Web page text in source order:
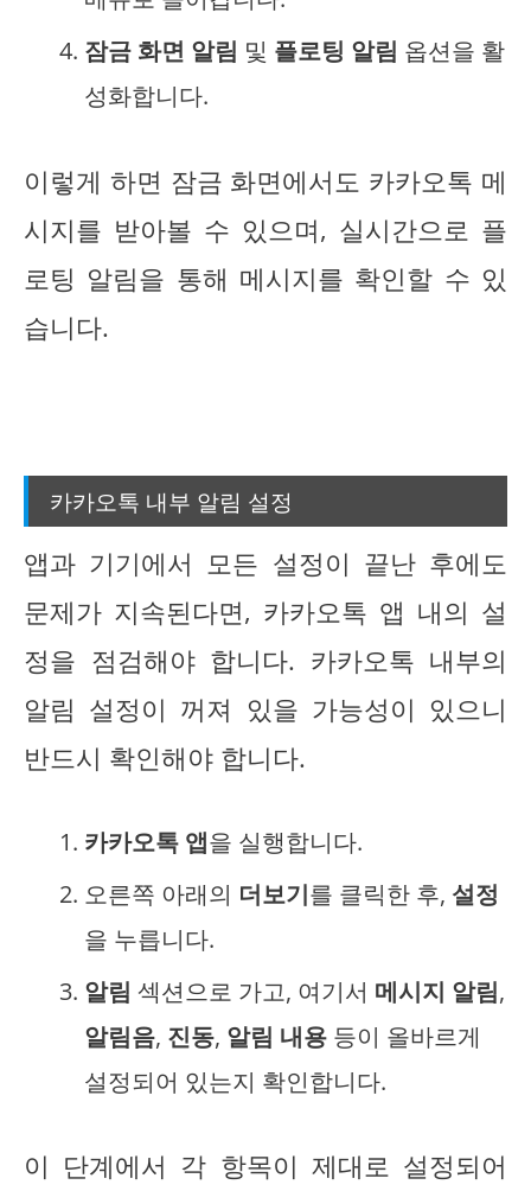
잠금 화면 알림 및 플로팅 알림 옵션을 활
성화합니다.
이렇게 하면 잠금 화면에서도 카카오톡 메
시지를 받아볼 수 있으며, 실시간으로 플
로팅 알림을 통해 메시지를 확인할 수 있
습니다.
카카오톡 내부 알림 설정
앱과 기기에서 모든 설정이 끝난 후에도
문제가 지속된다면, 카카오톡 앱 내의 설
정을 점검해야 합니다. 카카오톡 내부의
알림 설정이 꺼져 있을 가능성이 있으니
반드시 확인해야 합니다.
카카오톡 앱을 실행합니다.
오른쪽 아래의 더보기를 클릭한 후, 설정
을 누릅니다.
알림 섹션으로 가고, 여기서 메시지 알림,
알림음, 진동, 알림 내용 등이 올바르게
설정되어 있는지 확인합니다.
이 단계에서 각 항목이 제대로 설정되어